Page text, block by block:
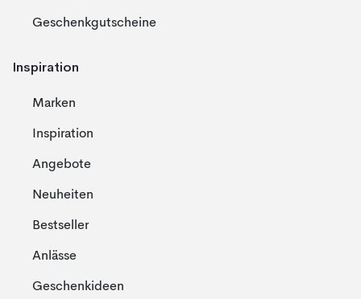
Geschenkgutscheine
Inspiration
Marken
Inspiration
Angebote
Neuheiten
Bestseller
Anlässe
Geschenkideen